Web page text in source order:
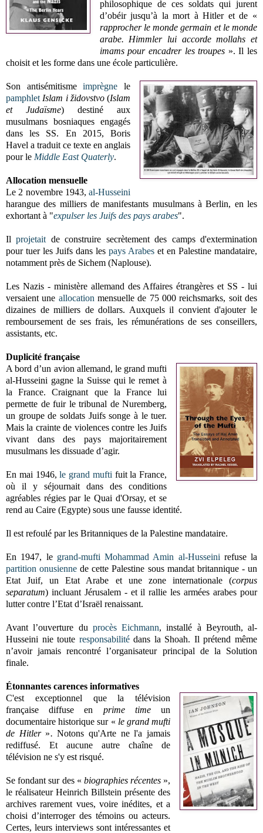
philosophique de ces soldats qui jurent
d’obéir jusqu’à la mort à Hitler et de «
rapprocher le monde germain et le monde
arabe. Himmler lui accorde mollahs et
imams pour encadrer les troupes ». Il les
choisit et les forme dans une école particulière.
Son antisémitismeimprègne le
pamphlet Islam i židovstvo(Islam
et Judaïsme) destiné aux
musulmans bosniaques engagés
dans les SS. En 2015, Boris
Havel a traduit ce texte en anglais
pour le Middle East Quaterly.
Allocation mensuelle
Le 2 novembre 1943,al-Husseini
harangue des milliers de manifestants musulmans à Berlin, en les
exhortant à "expulser les Juifs des pays arabes".
Ilprojetait de construire secrètement des camps d'extermination
pour tuer les Juifs dans les pays Arabes et en Palestine mandataire,
notamment près de Sichem (Naplouse).
Les Nazis - ministère allemand des Affaires étrangères et SS - lui
versaient une allocation mensuelle de 75 000 reichsmarks, soit des
dizaines de milliers de dollars. Auxquels il convient d'ajouter le
remboursement de ses frais, les rémunérations de ses conseillers,
assistants, etc.
Duplicité française
A bord d’un avion allemand, le grand mufti
al-Husseini gagne la Suisse qui le remet à
la France. Craignant que la France lui
permette de fuir le tribunal de Nuremberg,
un groupe de soldats Juifs songe à le tuer.
Mais la crainte de violences contre les Juifs
vivant dans des pays majoritairement
musulmans les dissuade d’agir.
En mai 1946,le grand mufti fuit la France,
où il y séjournait dans des conditions
agréables régies par le Quai d'Orsay, et se
rend au Caire (Egypte) sous une fausse identité.
Il est refoulé par les Britanniques de la Palestine mandataire.
En 1947, le grand-mufti Mohammad Amin al-Husseini refuse la
partition onusienne de cette Palestine sous mandat britannique - un
Etat Juif, un Etat Arabe et une zone internationale (corpus
separatum) incluant Jérusalem - et il rallie les armées arabes pour
lutter contre l’Etat d’Israël renaissant.
Avant l’ouverture du procès Eichmann, installé à Beyrouth, al-
Husseini nie toute responsabilitédans la Shoah. Il prétend même
n’avoir jamais rencontré l’organisateur principal de la Solution
finale.
Étonnantes carences informatives
C'est exceptionnel que la télévision
française diffuse en prime timeun
documentaire historique sur « le grand mufti
de Hitler».Notons qu'Arte ne l'a jamais
rediffusé. Et aucune autre chaîne de
télévision ne s'y est risqué.
Se fondant sur des « biographies récentes »,
le réalisateur Heinrich Billstein présente des
archives rarement vues, voire inédites, et a
choisi d’interroger des témoins ou acteurs.
Certes, leurs interviews sont intéressantes et